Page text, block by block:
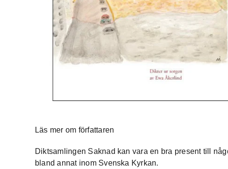
Läs mer om författaren
Diktsamlingen Saknad kan vara en bra present till
bland annat inom Svenska Kyrkan.